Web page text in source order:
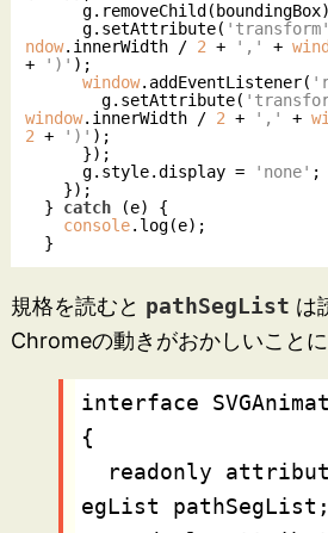
      g.setAttribute(
'transform'
ndow.innerWidth / 2 + ',' +
+
')' );
window.addEventListener(
        g.setAttribute(
window.innerWidth / 2 + ',' +
2 + ')' );
      g.style.display =
'none' ;
  }
catch (e) {
console.log(e);
規格を読むと pathSegList は
Chromeの動きがおかしいことに
interface
{
egList pathSegList;